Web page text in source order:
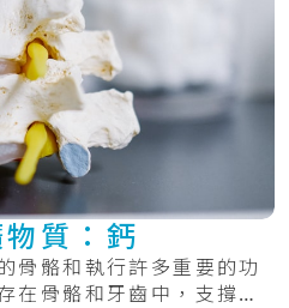
質：鈣
骨骼和執行許多重要的功
在骨骼和牙齒中，支撐它